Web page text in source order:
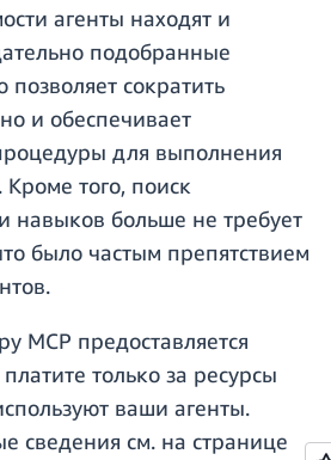
агенты находят и
подобранные
позволяет сократить
и обеспечивает
для выполнения
того, поиск
навыков больше не требует
было частым препятствием
MCP предоставляется
только за ресурсы
ваши агенты.
сведения см. на странице